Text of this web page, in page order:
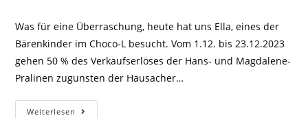
Was für eine Überraschung, heute hat uns Ella, eines der
Bärenkinder im Choco-L besucht. Vom 1.12. bis 23.12.2023
gehen 50 % des Verkaufserlöses der Hans- und Magdalene-
Pralinen zugunsten der Hausacher…
Weiterlesen